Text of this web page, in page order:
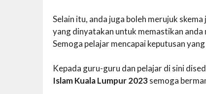
Selain itu, anda juga boleh merujuk
yang dinyatakan untuk memastikan
Semoga pelajar mencapai keputusan
Kepada guru-guru dan pelajar di sini
Islam Kuala Lumpur 2023semoga